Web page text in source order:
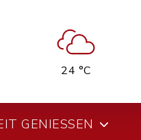
24 °C
GENIESSEN